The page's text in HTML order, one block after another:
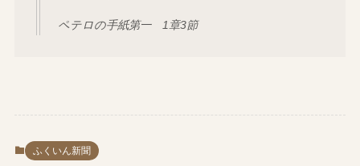
ペテロの手紙第一 1章3節
ふくいん新聞